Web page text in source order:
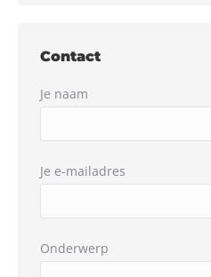
Contact
Je naam
Je e-mailadres
Onderwerp